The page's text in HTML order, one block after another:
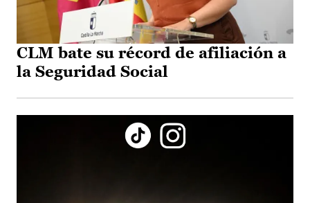
CLM bate su récord de afiliación a
la Seguridad Social